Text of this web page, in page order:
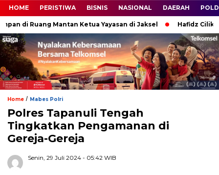
HOME PERISTIWA BISNIS NASIONAL DAERAH
di Ruang Mantan Ketua Yayasan di Jaksel Hafidz Cilik
Home / Mabes Polri
Polres Tapanuli Tengah
Tingkatkan Pengamanan di
Gereja-Gereja
Senin, 29 Juli 2024 - 05:42 WIB